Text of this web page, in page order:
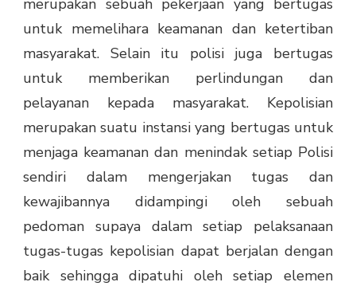
untuk memelihara keamanan dan ketertiban
masyarakat. Selain itu polisi juga bertugas
untuk memberikan perlindungan dan
pelayanan kepada masyarakat. Kepolisian
merupakan suatu instansi yang bertugas untuk
menjaga keamanan dan menindak setiap Polisi
sendiri dalam mengerjakan tugas dan
kewajibannya didampingi oleh sebuah
pedoman supaya dalam setiap pelaksanaan
tugas-tugas kepolisian dapat berjalan dengan
baik sehingga dipatuhi oleh setiap elemen